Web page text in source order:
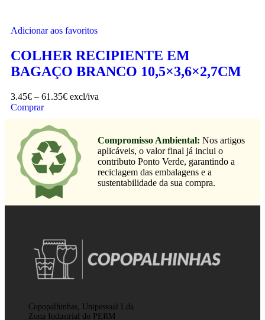
Adicionar aos favoritos
COLHER RECIPIENTE EM
BAGAÇO BRANCO 10,5×3,6×2,7CM
3.45€ – 61.35€ excl/iva
Comprar
Compromisso Ambiental: Nos artigos
aplicáveis, o valor final já inclui o
contributo Ponto Verde, garantindo a
reciclagem das embalagens e a
sustentabilidade da sua compra.
Copopalhinhas, Unipessoal Lda
Zona Industrial do PERM